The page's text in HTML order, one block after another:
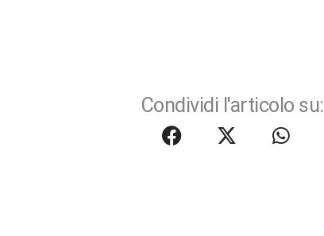
Condividi l'articolo su: